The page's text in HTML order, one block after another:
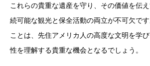
これらの貴重な遺産を守り、その価値を伝
続可能な観光と保全活動の両立が不可欠で
ことは、先住アメリカ人の高度な文明を学
性を理解する貴重な機会となるでしょう。